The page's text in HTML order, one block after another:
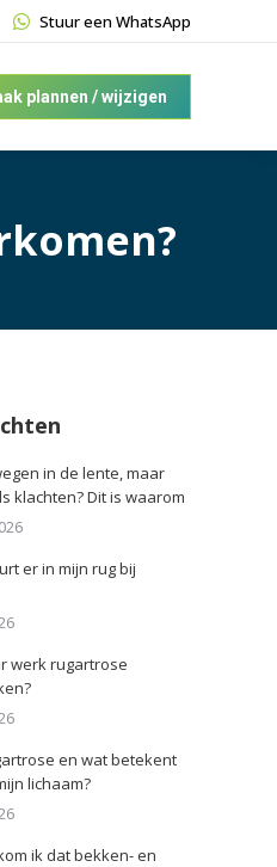
Stuur een WhatsApp
plannen / wijzigen
in de lente, maar
klachten? Dit is waarom
er in mijn rug bij
werk rugartrose
en wat betekent
lichaam?
ik dat bekken- en